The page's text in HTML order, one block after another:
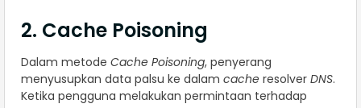
2. Cache Poisoning
Dalam metode Cache Poisoning, penyerang
menyusupkan data palsu ke dalam cache resolver DNS.
Ketika pengguna melakukan permintaan terhadap